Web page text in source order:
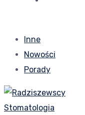
Inne
Nowości
Porady